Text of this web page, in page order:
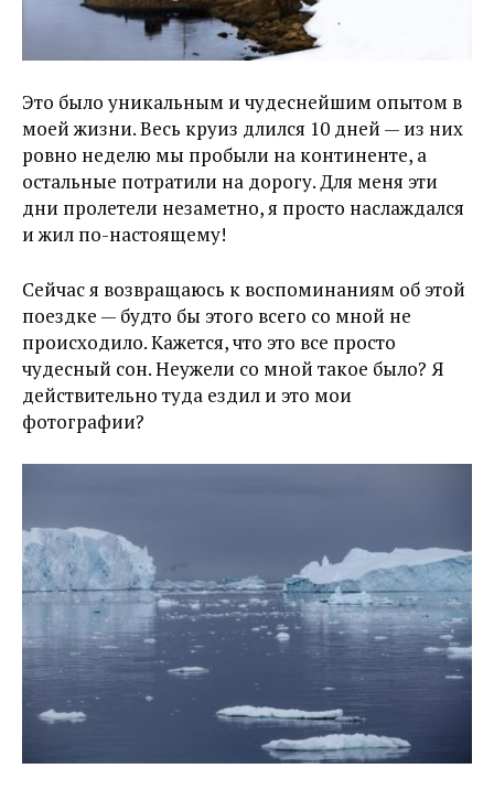
Это было уникальным и чудеснейшим опытом в
моей жизни. Весь круиз длился 10 дней — из них
ровно неделю мы пробыли на континенте, а
остальные потратили на дорогу. Для меня эти
дни пролетели незаметно, я просто наслаждался
и жил по-настоящему!
Сейчас я возвращаюсь к воспоминаниям об этой
поездке — будто бы этого всего со мной не
происходило. Кажется, что это все просто
чудесный сон. Неужели со мной такое было? Я
действительно туда ездил и это мои
фотографии?